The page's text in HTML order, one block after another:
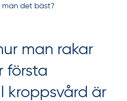
man det bäst?
man rakar
första
kroppsvård är